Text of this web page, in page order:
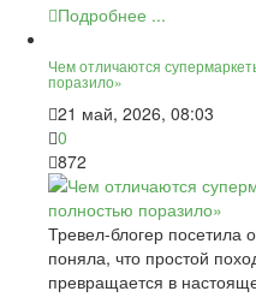
Подробнее ...
Чем отличаются
поразило»
21 май, 2026, 08:03
0
872
Тревел-блогер посетила
поняла, что простой
превращается в